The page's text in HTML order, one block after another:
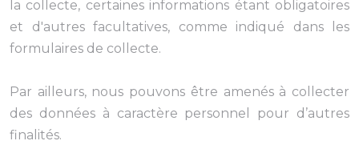
la collecte, certaines informations étant obligatoires
et d'autres facultatives, comme indiqué dans les
formulaires de collecte.
Par ailleurs, nous pouvons être amenés à collecter
des données à caractère personnel pour d’autres
finalités.